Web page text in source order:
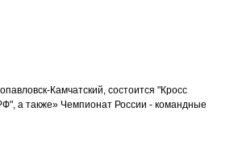
Камчатский, состоится "Кросс
а также» Чемпионат России - командные